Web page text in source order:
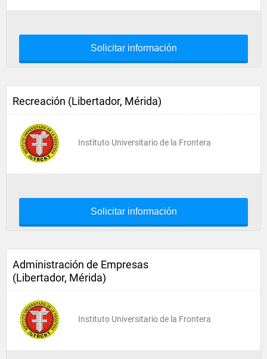
Solicitar información
Recreación (Libertador, Mérida)
Instituto Universitario de la Frontera
Solicitar información
Administración de Empresas
(Libertador, Mérida)
Instituto Universitario de la Frontera